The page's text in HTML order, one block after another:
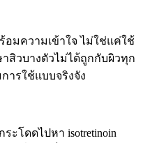
อมความเข้าใจ ไม่ใช่แค่ใช้
สิวบางตัวไม่ได้ถูกกับผิวทุก
ารใช้แบบจริงจัง
ระโดดไปหา isotretinoin